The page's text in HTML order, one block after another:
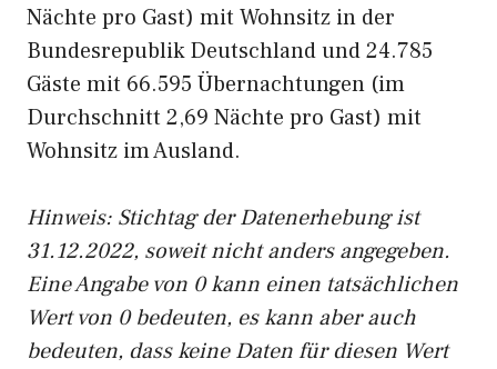
Nächte pro Gast) mit Wohnsitz in der
Bundesrepublik Deutschland und 24.785
Gäste mit 66.595 Übernachtungen (im
Durchschnitt 2,69 Nächte pro Gast) mit
Wohnsitz im Ausland.
Hinweis: Stichtag der Datenerhebung ist
31.12.2022, soweit nicht anders angegeben.
Eine Angabe von 0 kann einen tatsächlichen
Wert von 0 bedeuten, es kann aber auch
bedeuten, dass keine Daten für diesen Wert